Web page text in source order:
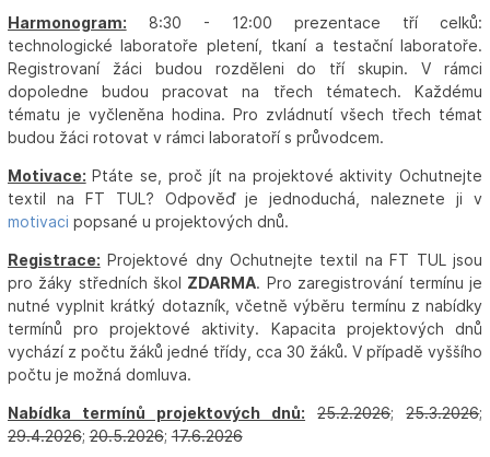
Harmonogram: 8:30 - 12:00 prezentace tří celků:
technologické laboratoře pletení, tkaní a testační laboratoře.
Registrovaní žáci budou rozděleni do tří skupin. V rámci
dopoledne budou pracovat na třech tématech. Každému
tématu je vyčleněna hodina. Pro zvládnutí všech třech témat
budou žáci rotovat v rámci laboratoří s průvodcem.
Motivace: Ptáte se, proč jít na projektové aktivity Ochutnejte
textil na FT TUL? Odpověď je jednoduchá, naleznete ji v
motivaci popsané u projektových dnů.
Registrace: Projektové dny Ochutnejte textil na FT TUL jsou
pro žáky středních škol ZDARMA. Pro zaregistrování termínu je
nutné vyplnit krátký dotazník, včetně výběru termínu z nabídky
termínů pro projektové aktivity. Kapacita projektových dnů
vychází z počtu žáků jedné třídy, cca 30 žáků. V případě vyššího
počtu je možná domluva.
Nabídka termínů projektových dnů: 25.2.2026;25.3.2026;
29.4.2026;20.5.2026;17.6.2026